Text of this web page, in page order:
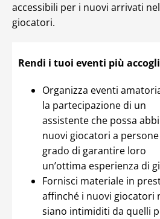
accessibili per i nuovi arrivati
giocatori.
Rendi i tuoi eventi più
Organizza eventi
la partecipazione di un
assistente che possa
nuovi giocatori a
grado di garantire loro
un’ottima esperienza di
Fornisci materiale in
affinché i nuovi giocatori
siano intimiditi da quelli